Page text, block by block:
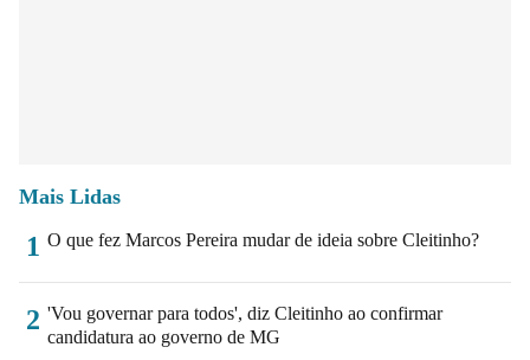
Mais Lidas
1 O que fez Marcos Pereira mudar de ideia sobre Cleitinho?
2 'Vou governar para todos', diz Cleitinho ao confirmar
candidatura ao governo de MG